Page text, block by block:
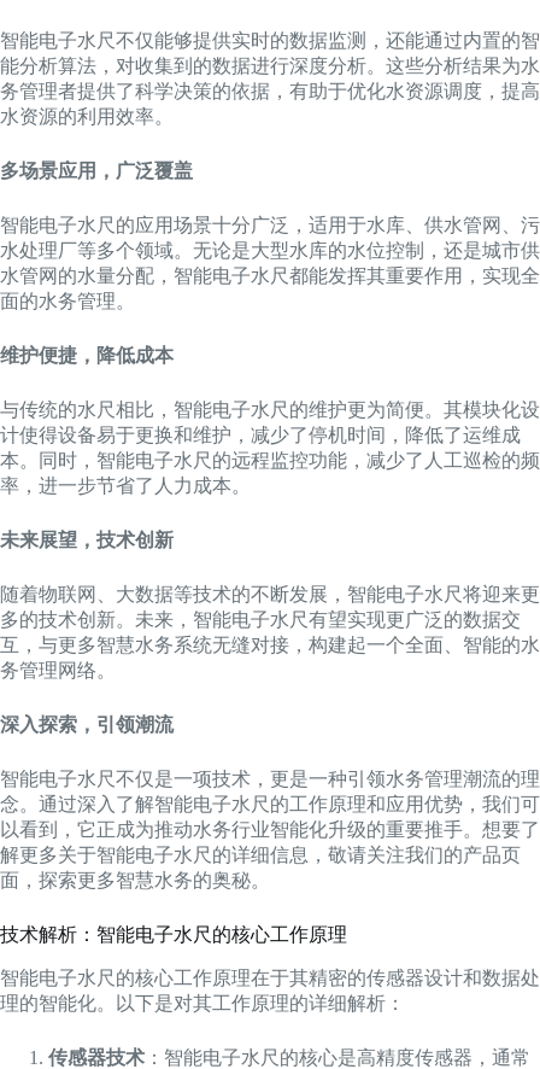
智能电子水尺不仅能够提供实时的数据监测，还能通过内置的智
能分析算法，对收集到的数据进行深度分析。这些分析结果为水
务管理者提供了科学决策的依据，有助于优化水资源调度，提高
水资源的利用效率。
多场景应用，广泛覆盖
智能电子水尺的应用场景十分广泛，适用于水库、供水管网、污
水处理厂等多个领域。无论是大型水库的水位控制，还是城市供
水管网的水量分配，智能电子水尺都能发挥其重要作用，实现全
面的水务管理。
维护便捷，降低成本
与传统的水尺相比，智能电子水尺的维护更为简便。其模块化设
计使得设备易于更换和维护，减少了停机时间，降低了运维成
本。同时，智能电子水尺的远程监控功能，减少了人工巡检的频
率，进一步节省了人力成本。
未来展望，技术创新
随着物联网、大数据等技术的不断发展，智能电子水尺将迎来更
多的技术创新。未来，智能电子水尺有望实现更广泛的数据交
互，与更多智慧水务系统无缝对接，构建起一个全面、智能的水
务管理网络。
深入探索，引领潮流
智能电子水尺不仅是一项技术，更是一种引领水务管理潮流的理
念。通过深入了解智能电子水尺的工作原理和应用优势，我们可
以看到，它正成为推动水务行业智能化升级的重要推手。想要了
解更多关于智能电子水尺的详细信息，敬请关注我们的产品页
面，探索更多智慧水务的奥秘。
技术解析：智能电子水尺的核心工作原理
智能电子水尺的核心工作原理在于其精密的传感器设计和数据处
理的智能化。以下是对其工作原理的详细解析：
传感器技术 ：智能电子水尺的核心是高精度传感器，通常